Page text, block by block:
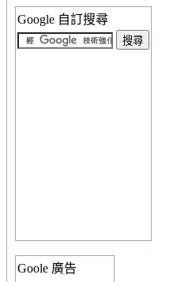
Google 自訂搜尋
Goole 廣告